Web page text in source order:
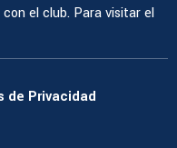
el club. Para visitar el
de Privacidad